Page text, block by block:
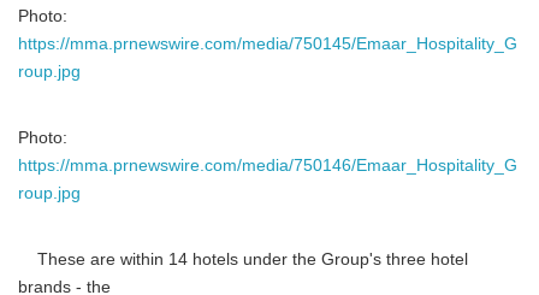
Photo:
https://mma.prnewswire.com/media/750145/Emaar_Hospitality_G
roup.jpg
Photo:
https://mma.prnewswire.com/media/750146/Emaar_Hospitality_G
roup.jpg
These are within 14 hotels under the Group's three hotel
brands - the